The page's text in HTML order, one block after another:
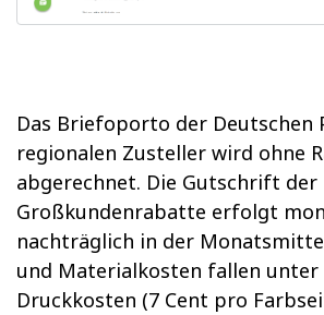
Das Briefoporto der Deutschen
regionalen Zusteller wird ohne
abgerechnet. Die Gutschrift der
Großkundenrabatte erfolgt
nachträglich in der
und Materialkosten fallen unter
Druckkosten (7 Cent pro